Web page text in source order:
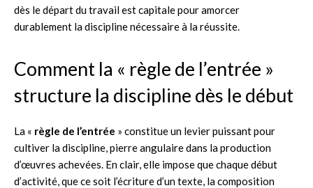
dès le départ du travail est capitale pour amorcer
durablement la discipline nécessaire à la réussite.
Comment la « règle de l’entrée »
structure la discipline dès le début
La « règle de l’entrée » constitue un levier puissant pour
cultiver la discipline, pierre angulaire dans la production
d’œuvres achevées. En clair, elle impose que chaque début
d’activité, que ce soit l’écriture d’un texte, la composition